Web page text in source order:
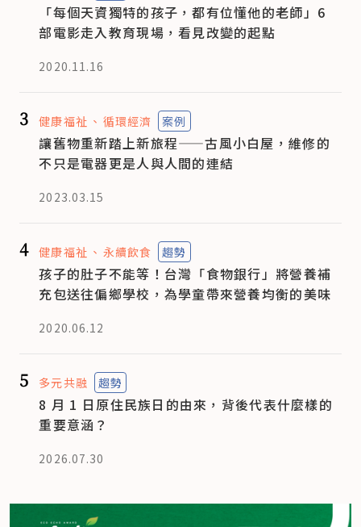
「每個天資獨特的孩子，都有位懂他的老師」6
部電影走入教育現場，看見改變的起點
2020.11.16
3 健康福祉 循環經濟 案例
讓舊物重新踏上新旅程——古風小白屋，維修的
不只是電器更是人與人間的連結
2023.03.15
4 健康福祉 永續飲食 趨勢
孩子的肚子不能等！台灣「食物銀行」將營養補
充包送往偏鄉學校，為學童帶來營養均衡的美味
2020.06.12
5 多元共融 趨勢
8 月 1 日原住民族日的由來，背後代表什麼樣的
重要意涵？
2026.07.30